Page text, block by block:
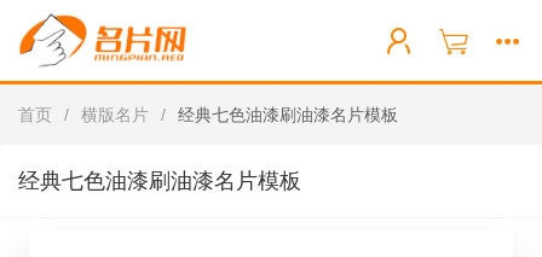
首页 / 横版名片 / 经典七色油漆刷油漆名片模板
经典七色油漆刷油漆名片模板